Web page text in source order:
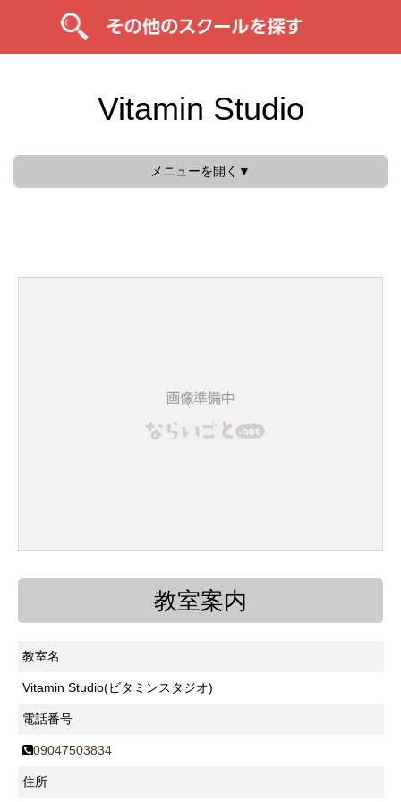
Vitamin Studio
メニューを開く▼
教室案内
教室名
Vitamin Studio(ビタミンスタジオ)
電話番号
09047503834
住所